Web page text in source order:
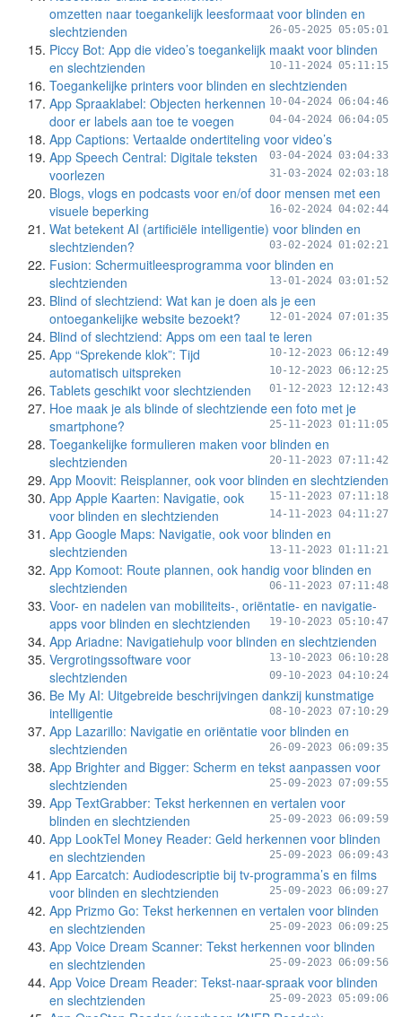
omzetten naar toegankelijk leesformaat voor blinden en
slechtzienden
26-05-2025 05:05:01
Piccy Bot: App die video’s toegankelijk maakt voor blinden
en slechtzienden
10-11-2024 05:11:15
Toegankelijke printers voor blinden en slechtzienden
10-04-2024 06:04:46
App Spraaklabel: Objecten herkennen
door er labels aan toe te voegen
04-04-2024 06:04:05
App Captions: Vertaalde ondertiteling voor video’s
03-04-2024 03:04:33
App Speech Central: Digitale teksten
voorlezen
31-03-2024 02:03:18
Blogs, vlogs en podcasts voor en/of door mensen met een
visuele beperking
16-02-2024 04:02:44
Wat betekent AI (artificiële intelligentie) voor blinden en
slechtzienden?
03-02-2024 01:02:21
Fusion: Schermuitleesprogramma voor blinden en
slechtzienden
13-01-2024 03:01:52
Blind of slechtziend: Wat kan je doen als je een
ontoegankelijke website bezoekt?
12-01-2024 07:01:35
Blind of slechtziend: Apps om een taal te leren
10-12-2023 06:12:49
App “Sprekende klok”: Tijd
automatisch uitspreken
10-12-2023 06:12:25
Tablets geschikt voor slechtzienden 01-12-2023 12:12:43
Hoe maak je als blinde of slechtziende een foto met je
smartphone?
25-11-2023 01:11:05
Toegankelijke formulieren maken voor blinden en
slechtzienden
20-11-2023 07:11:42
App Moovit: Reisplanner, ook voor blinden en slechtzienden
15-11-2023 07:11:18
App Apple Kaarten: Navigatie, ook
voor blinden en slechtzienden
14-11-2023 04:11:27
App Google Maps: Navigatie, ook voor blinden en
slechtzienden
13-11-2023 01:11:21
App Komoot: Route plannen, ook handig voor blinden en
slechtzienden
06-11-2023 07:11:48
Voor- en nadelen van mobiliteits-, oriëntatie- en navigatie-
apps voor blinden en slechtzienden
19-10-2023 05:10:47
App Ariadne: Navigatiehulp voor blinden en slechtzienden
13-10-2023 06:10:28
Vergrotingssoftware voor
slechtzienden
09-10-2023 04:10:24
Be My AI: Uitgebreide beschrijvingen dankzij kunstmatige
intelligentie
08-10-2023 07:10:29
App Lazarillo: Navigatie en oriëntatie voor blinden en
slechtzienden
26-09-2023 06:09:35
App Brighter and Bigger: Scherm en tekst aanpassen voor
slechtzienden
25-09-2023 07:09:55
App TextGrabber: Tekst herkennen en vertalen voor
blinden en slechtzienden
25-09-2023 06:09:59
App LookTel Money Reader: Geld herkennen voor blinden
en slechtzienden
25-09-2023 06:09:43
App Earcatch: Audiodescriptie bij tv-programma’s en films
voor blinden en slechtzienden
25-09-2023 06:09:27
App Prizmo Go: Tekst herkennen en vertalen voor blinden
en slechtzienden
25-09-2023 06:09:25
App Voice Dream Scanner: Tekst herkennen voor blinden
en slechtzienden
25-09-2023 06:09:56
App Voice Dream Reader: Tekst-naar-spraak voor blinden
en slechtzienden
25-09-2023 05:09:06